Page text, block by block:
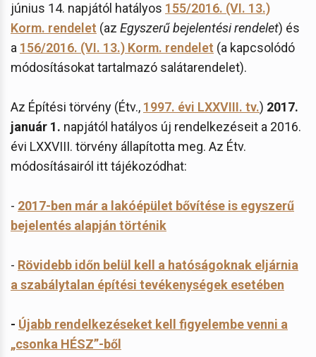
június 14. napjától hatályos 155/2016. (VI. 13.)
Korm. rendelet (az Egyszerű bejelentési rendelet) és
a 156/2016. (VI. 13.) Korm. rendelet (a kapcsolódó
módosításokat tartalmazó salátarendelet).
Az Építési törvény (Étv., 1997. évi LXXVIII. tv.) 2017.
január 1. napjától hatályos új rendelkezéseit a 2016.
évi LXXVIII. törvény állapította meg. Az Étv.
módosításairól itt tájékozódhat:
- 2017-ben már a lakóépület bővítése is egyszerű
bejelentés alapján történik
- Rövidebb időn belül kell a hatóságoknak eljárnia
a szabálytalan építési tevékenységek esetében
- Újabb rendelkezéseket kell figyelembe venni a
„csonka HÉSZ”-ből